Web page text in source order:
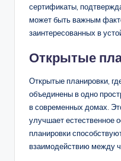
сертификаты,
может быть важным
заинтересованных в
Открытые
Открытые планировки,
объединены в одно
в современных домах.
улучшает естественное
планировки
взаимодействию между